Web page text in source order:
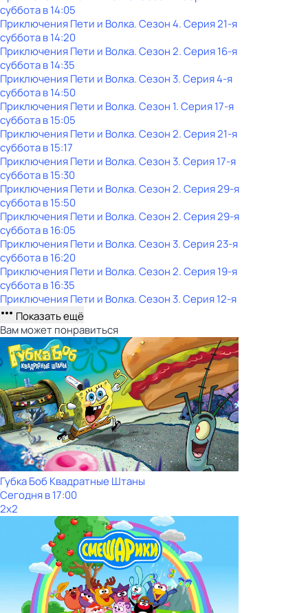
субботав14:05
Приключения Пети и Волка. Сезон 4. Серия 21-я
субботав14:20
Приключения Пети и Волка. Сезон 2. Серия 16-я
субботав14:35
Приключения Пети и Волка. Сезон 3. Серия 4-я
субботав14:50
Приключения Пети и Волка. Сезон 1. Серия 17-я
субботав15:05
Приключения Пети и Волка. Сезон 2. Серия 21-я
субботав15:17
Приключения Пети и Волка. Сезон 3. Серия 17-я
субботав15:30
Приключения Пети и Волка. Сезон 2. Серия 29-я
субботав15:50
Приключения Пети и Волка. Сезон 2. Серия 29-я
субботав16:05
Приключения Пети и Волка. Сезон 3. Серия 23-я
субботав16:20
Приключения Пети и Волка. Сезон 2. Серия 19-я
субботав16:35
Приключения Пети и Волка. Сезон 3. Серия 12-я
Показать ещё
Вам может понравиться
Губка Боб Квадратные Штаны
Сегодня в 17:00
2x2